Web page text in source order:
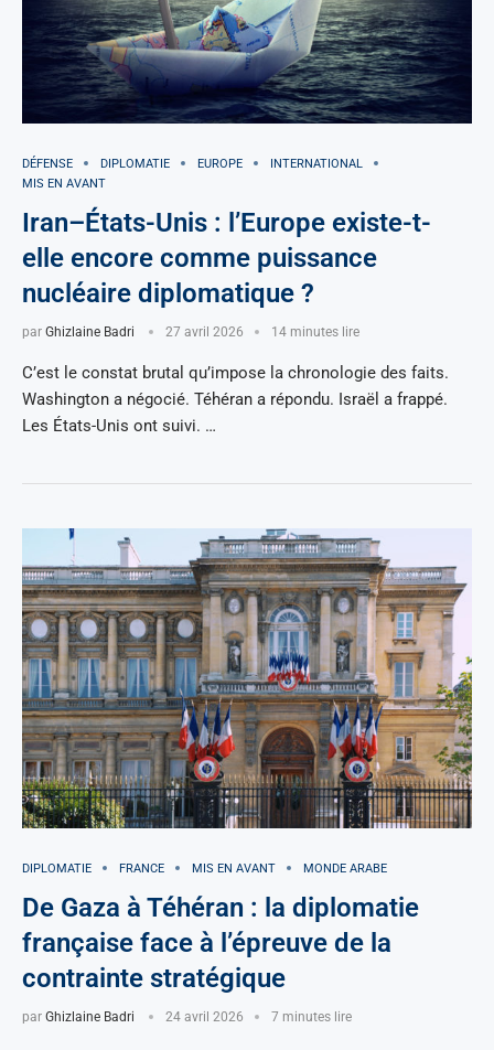
DÉFENSE DIPLOMATIE EUROPE
INTERNATIONAL
MIS EN AVANT
Iran–États-Unis : l’Europe existe-t-
elle encore comme puissance
nucléaire diplomatique ?
par Ghizlaine Badri 27 avril 2026 14 minutes lire
C’est le constat brutal qu’impose la chronologie des faits.
Washington a négocié. Téhéran a répondu. Israël a frappé.
Les États-Unis ont suivi. …
DIPLOMATIE FRANCE MIS EN AVANT MONDE ARABE
De Gaza à Téhéran : la diplomatie
française face à l’épreuve de la
contrainte stratégique
par Ghizlaine Badri 24 avril 2026 7 minutes lire